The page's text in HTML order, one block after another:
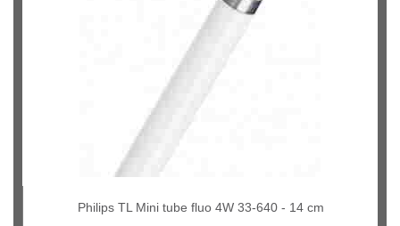
Philips TL Mini tube fluo 4W 33-640 - 14 cm